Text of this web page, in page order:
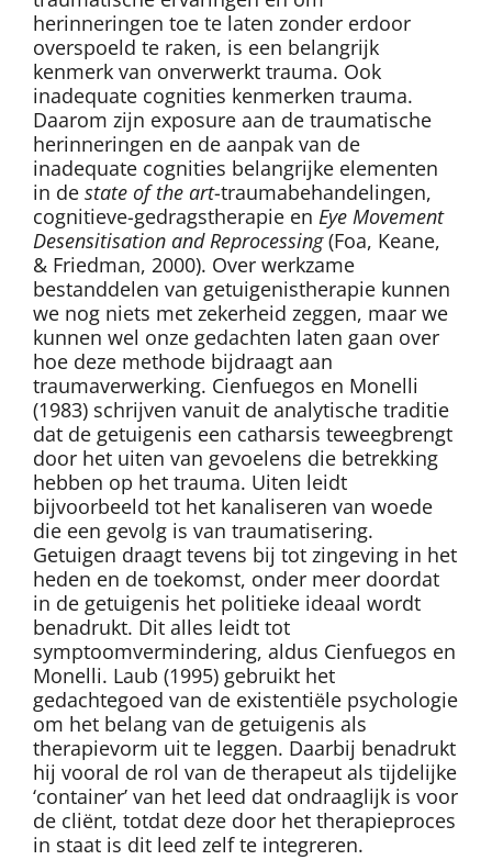
herinneringen toe te laten zonder erdoor
overspoeld te raken, is een belangrijk
kenmerk van onverwerkt trauma. Ook
inadequate cognities kenmerken trauma.
Daarom zijn exposure aan de traumatische
herinneringen en de aanpak van de
inadequate cognities belangrijke elementen
in de state of the art-traumabehandelingen,
cognitieve-gedragstherapie en Eye Movement
Desensitisation and Reprocessing(Foa, Keane,
& Friedman, 2000). Over werkzame
bestanddelen van getuigenistherapie kunnen
we nog niets met zekerheid zeggen, maar we
kunnen wel onze gedachten laten gaan over
hoe deze methode bijdraagt aan
traumaverwerking. Cienfuegos en Monelli
(1983) schrijven vanuit de analytische traditie
dat de getuigenis een catharsis teweegbrengt
door het uiten van gevoelens die betrekking
hebben op het trauma. Uiten leidt
bijvoorbeeld tot het kanaliseren van woede
die een gevolg is van traumatisering.
Getuigen draagt tevens bij tot zingeving in het
heden en de toekomst, onder meer doordat
in de getuigenis het politieke ideaal wordt
benadrukt. Dit alles leidt tot
symptoomvermindering, aldus Cienfuegos en
Monelli. Laub (1995) gebruikt het
gedachtegoed van de existentiële psychologie
om het belang van de getuigenis als
therapievorm uit te leggen. Daarbij benadrukt
hij vooral de rol van de therapeut als tijdelijke
‘container’ van het leed dat ondraaglijk is voor
de cliënt, totdat deze door het therapieproces
in staat is dit leed zelf te integreren.